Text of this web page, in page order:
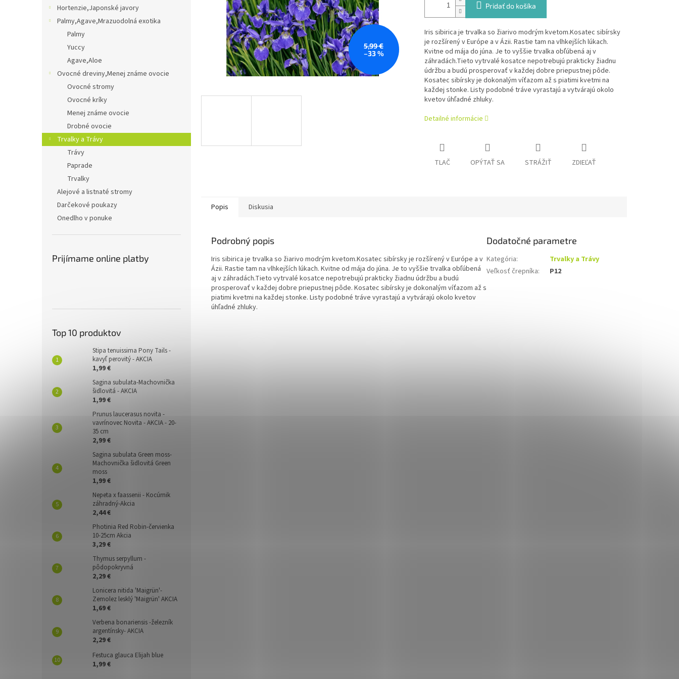
Hortenzie,Japonské javory
Palmy,Agave,Mrazuodolná exotika
Palmy
Yuccy
Agave,Aloe
Ovocné dreviny,Menej známe ovocie
Ovocné stromy
Ovocné kríky
Menej známe ovocie
Drobné ovocie
Trvalky a Trávy
Trávy
Paprade
Trvalky
Alejové a listnaté stromy
Darčekové poukazy
Onedlho v ponuke
Prijímame online platby
Top 10 produktov
Stipa tenuissima Pony Tails -
kavyľ perovitý - AKCIA
1,99 €
Sagina subulata-Machovnička
šidlovitá - AKCIA
1,99 €
Prunus laucerasus novita -
vavrínovec Novita - AKCIA - 20-
35 cm
2,99 €
Sagina subulata Green moss-
Machovnička šidlovitá Green
moss
1,99 €
Nepeta x faassenii - Kocúrnik
záhradný-Akcia
2,44 €
Photinia Red Robin-červienka
10-25cm Akcia
3,29 €
Thymus serpyllum -
pôdopokryvná
2,29 €
Lonicera nitida 'Maigrün'-
Zemolez lesklý 'Maigrün' AKCIA
1,69 €
Verbena bonariensis -železník
argentínsky- AKCIA
2,29 €
Festuca glauca Elijah blue
1,99 €
5,99 €
–33 %
Pridať do košíka
Iris sibirica je trvalka so žiarivo modrým kvetom.Kosatec sibírsky
je rozšírený v Európe a v Ázii. Rastie tam na vlhkejších lúkach.
Kvitne od mája do júna. Je to vyššie trvalka obľúbená aj v
záhradách.Tieto vytrvalé kosatce nepotrebujú prakticky žiadnu
údržbu a budú prosperovať v každej dobre priepustnej pôde.
Kosatec sibírsky je dokonalým víťazom až s piatimi kvetmi na
každej stonke. Listy podobné tráve vyrastajú a vytvárajú okolo
kvetov úhľadné zhluky.
Detailné informácie
TLAČ OPÝTAŤ SA STRÁŽIŤ ZDIEĽAŤ
Popis Diskusia
Podrobný popis
Iris sibirica je trvalka so žiarivo modrým kvetom.Kosatec sibírsky je rozšírený v Európe a v
Ázii. Rastie tam na vlhkejších lúkach. Kvitne od mája do júna. Je to vyššie trvalka obľúbená
aj v záhradách.Tieto vytrvalé kosatce nepotrebujú prakticky žiadnu údržbu a budú
prosperovať v každej dobre priepustnej pôde. Kosatec sibírsky je dokonalým víťazom až s
piatimi kvetmi na každej stonke. Listy podobné tráve vyrastajú a vytvárajú okolo kvetov
úhľadné zhluky.
Dodatočné parametre
Kategória:
Trvalky a Trávy
Veľkosť črepníka: P12